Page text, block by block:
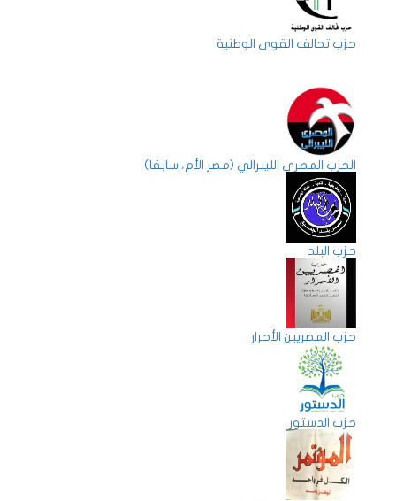
حزب تحالف القوى الوطنية
الحزب المصري الليبرالي (مصر الأم، سابقا)
حزب البلد
حزب المصريين الأحرار
حزب الدستور